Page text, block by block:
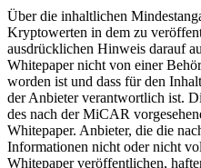
Über die inhaltlichen
Kryptowerten in dem zu
ausdrücklichen Hinweis darauf
Whitepaper nicht von einer
worden ist und dass für den
der Anbieter verantwortlich ist.
des nach der MiCAR
Whitepaper. Anbieter, die die
Informationen nicht oder nicht
Whitepaper veröffentlichen,